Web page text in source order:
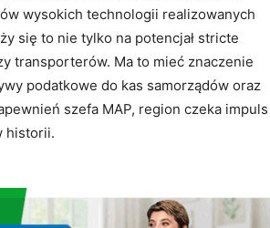
wysokich technologii realizowanych
się to nie tylko na potencjał stricte
transporterów. Ma to mieć znaczenie
podatkowe do kas samorządów oraz
szefa MAP, region czeka impuls
historii.